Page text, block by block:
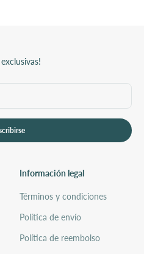
Información legal
Términos y condiciones
Política de envío
Política de reembolso